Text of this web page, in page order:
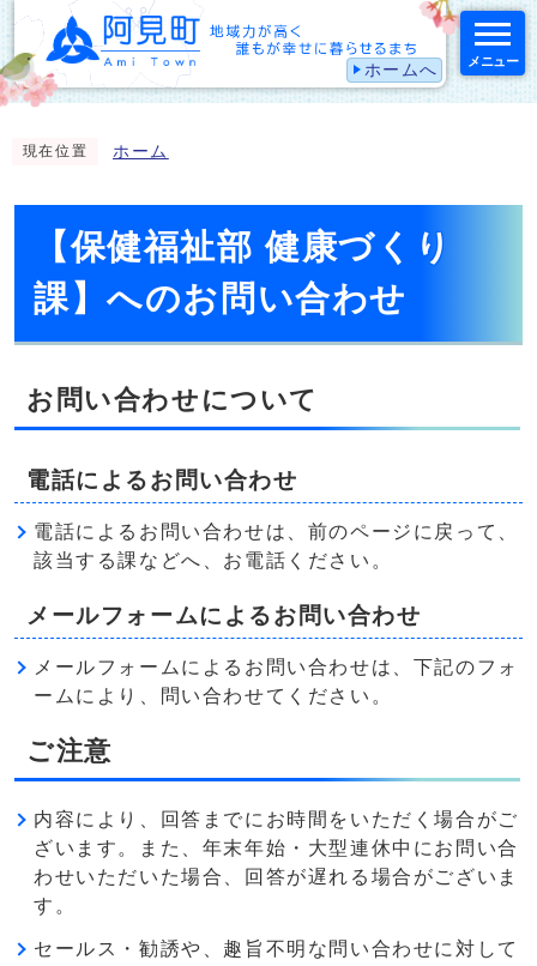
ホームへ メニュー
現在位置 ホーム
【保健福祉部 健康づくり
課】へのお問い合わせ
お問い合わせについて
電話によるお問い合わせ
電話によるお問い合わせは、前のページに戻って、
該当する課などへ、お電話ください。
メールフォームによるお問い合わせ
メールフォームによるお問い合わせは、下記のフォ
ームにより、問い合わせてください。
ご注意
内容により、回答までにお時間をいただく場合がご
ざいます。また、年末年始・大型連休中にお問い合
わせいただいた場合、回答が遅れる場合がございま
す。
セールス・勧誘や、趣旨不明な問い合わせに対して